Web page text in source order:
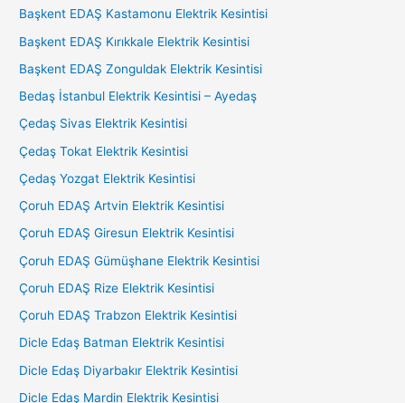
Başkent EDAŞ Kastamonu Elektrik Kesintisi
Başkent EDAŞ Kırıkkale Elektrik Kesintisi
Başkent EDAŞ Zonguldak Elektrik Kesintisi
Bedaş İstanbul Elektrik Kesintisi – Ayedaş
Çedaş Sivas Elektrik Kesintisi
Çedaş Tokat Elektrik Kesintisi
Çedaş Yozgat Elektrik Kesintisi
Çoruh EDAŞ Artvin Elektrik Kesintisi
Çoruh EDAŞ Giresun Elektrik Kesintisi
Çoruh EDAŞ Gümüşhane Elektrik Kesintisi
Çoruh EDAŞ Rize Elektrik Kesintisi
Çoruh EDAŞ Trabzon Elektrik Kesintisi
Dicle Edaş Batman Elektrik Kesintisi
Dicle Edaş Diyarbakır Elektrik Kesintisi
Dicle Edaş Mardin Elektrik Kesintisi